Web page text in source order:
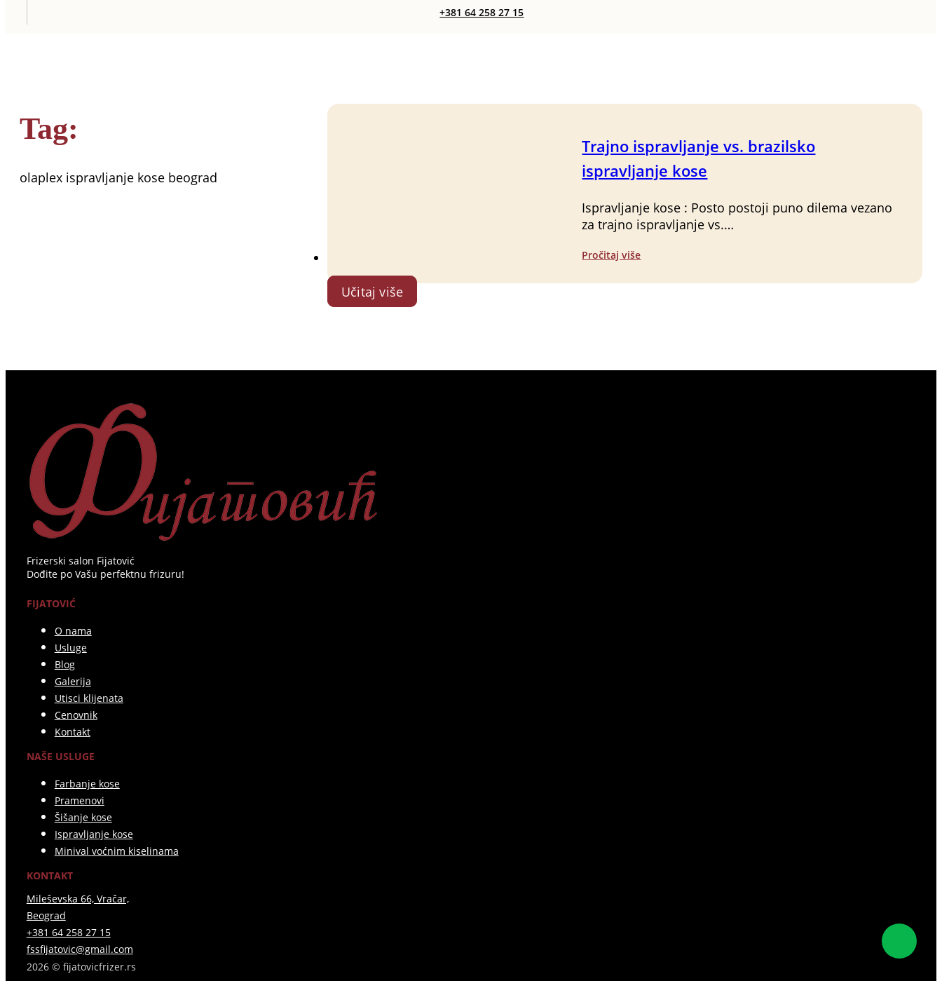
+381 64 258 27 15
Tag:
olaplex ispravljanje kose beograd
Trajno ispravljanje vs. brazilsko
ispravljanje kose
Ispravljanje kose : Posto postoji puno dilema vezano
za trajno ispravljanje vs.…
Pročitaj više
Učitaj više
Frizerski salon Fijatović
Dođite po Vašu perfektnu frizuru!
FIJATOVIĆ
O nama
Usluge
Blog
Galerija
Utisci klijenata
Cenovnik
Kontakt
NAŠE USLUGE
Farbanje kose
Pramenovi
Šišanje kose
Ispravljanje kose
Minival voćnim kiselinama
KONTAKT
Mileševska 66, Vračar,
Beograd
+381 64 258 27 15
fssfijatovic@gmail.com
2026 © fijatovicfrizer.rs